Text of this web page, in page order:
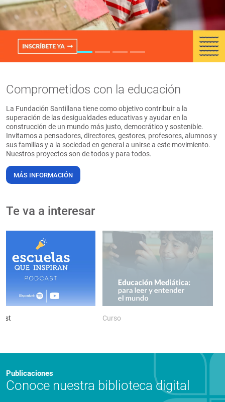
PT
Comprometidos con la educación
La Fundación Santillana tiene como objetivo contribuir a la
superación de las desigualdades educativas y ayudar en la
construcción de un mundo más justo, democrático y sostenible.
Invitamos a pensadores, directores, gestores, profesores, alumnos y
sus familias y a la sociedad en general a unirse a este movimiento.
Nuestros proyectos son de todos y para todos.
MÁS INFORMACIÓN
Te va a interesar
Curso
Publicaciones
Conoce nuestra biblioteca digital